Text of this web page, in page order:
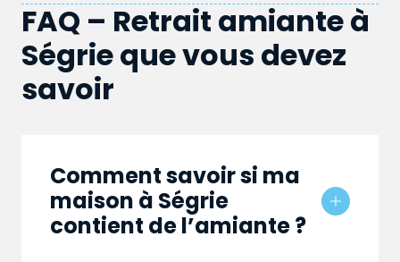
FAQ – Retrait amiante à
Ségrie que vous devez
savoir
Comment savoir si ma
maison à Ségrie
contient de l’amiante ?